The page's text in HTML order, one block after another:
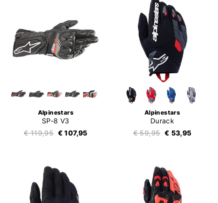
Alpinestars
SP-8 V3
€ 119,95 € 107,95
Alpinestars
Durack
€ 59,95 € 53,95